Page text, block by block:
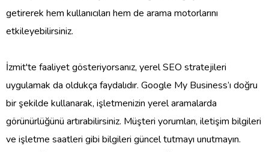
getirerek hem kullanıcıları hem de arama motorlarını
etkileyebilirsiniz.
İzmit'te faaliyet gösteriyorsanız, yerel SEO stratejileri
uygulamak da oldukça faydalıdır. Google My Business’ı doğru
bir şekilde kullanarak, işletmenizin yerel aramalarda
görünürlüğünü artırabilirsiniz. Müşteri yorumları, iletişim bilgileri
ve işletme saatleri gibi bilgileri güncel tutmayı unutmayın.